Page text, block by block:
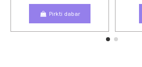
Pirkti dabar